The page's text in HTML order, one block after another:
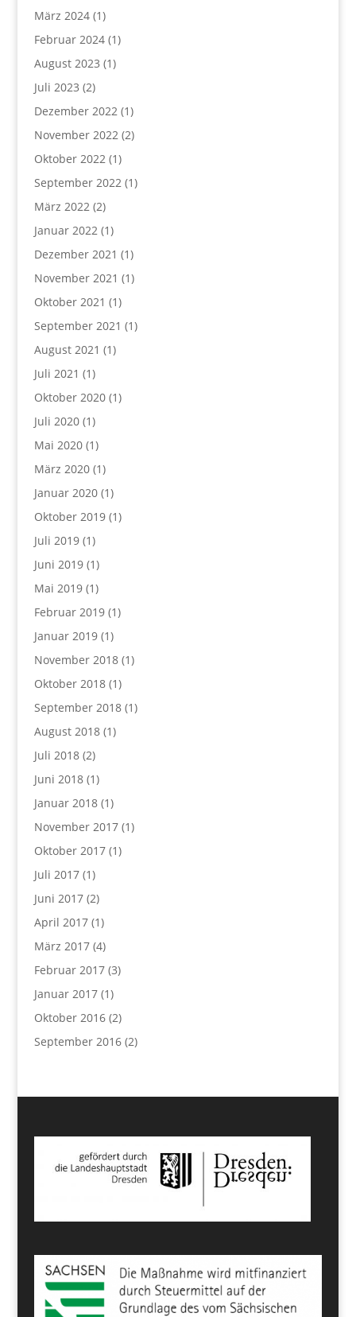
März 2024(1)
Februar 2024(1)
August 2023 (1)
Juli 2023 (2)
Dezember 2022 (1)
November 2022 (2)
Oktober 2022 (1)
September 2022 (1)
März 2022 (2)
Januar 2022 (1)
Dezember 2021 (1)
November 2021 (1)
Oktober 2021 (1)
September 2021 (1)
August 2021 (1)
Juli 2021 (1)
Oktober 2020(1)
Juli 2020(1)
Mai 2020(1)
März 2020(1)
Januar 2020(1)
Oktober 2019(1)
Juli 2019(1)
Juni 2019(1)
Mai 2019(1)
Februar 2019(1)
Januar 2019(1)
November 2018(1)
Oktober 2018(1)
September 2018(1)
August 2018(1)
Juli 2018(2)
Juni 2018(1)
Januar 2018(1)
November 2017(1)
Oktober 2017(1)
Juli 2017(1)
Juni 2017(2)
April 2017(1)
März 2017(4)
Februar 2017(3)
Januar 2017(1)
Oktober 2016(2)
September 2016(2)